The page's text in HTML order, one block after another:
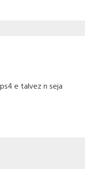
e talvez n seja